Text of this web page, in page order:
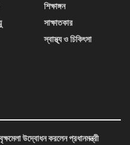
শিক্ষাঙ্গন
সাক্ষাতকার
স্বাস্থ্য ও চিকিৎসা
উদ্বোধন করলেন প্রধানমন্ত্রী